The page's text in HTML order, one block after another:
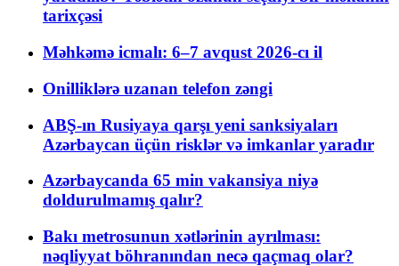
tarixçəsi
Məhkəmə icmalı: 6–7 avqust 2026-cı il
Onilliklərə uzanan telefon zəngi
ABŞ-ın Rusiyaya qarşı yeni sanksiyaları
Azərbaycan üçün risklər və imkanlar yaradır
Azərbaycanda 65 min vakansiya niyə
doldurulmamış qalır?
Bakı metrosunun xətlərinin ayrılması:
nəqliyyat böhranından necə qaçmaq olar?